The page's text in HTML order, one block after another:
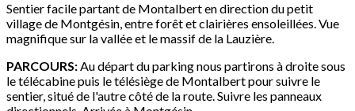
Sentier facile partant de Montalbert en direction du petit
village de Montgésin, entre forêt et clairières ensoleillées. Vue
magnifique sur la vallée et le massif de la Lauzière.
PARCOURS:Au départ du parking nous partirons à droite sous
le télécabine puis le télésiège de Montalbert pour suivre le
sentier, situé de l'autre côté de la route. Suivre les panneaux